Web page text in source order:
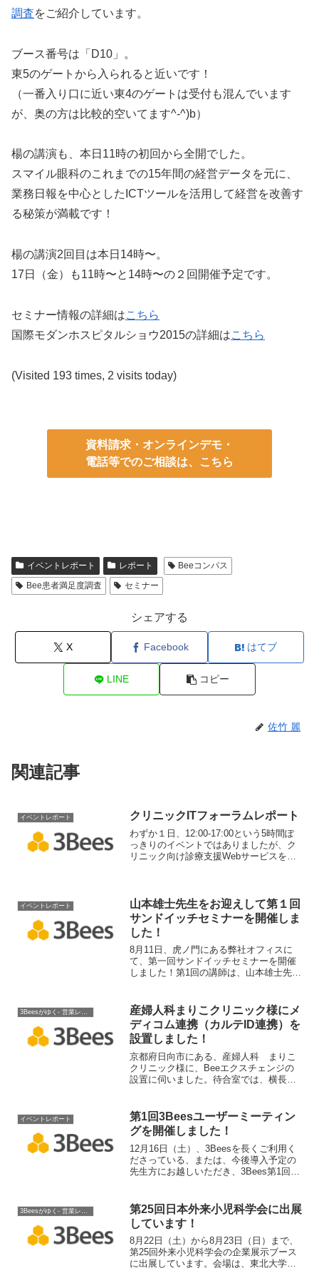
調査をご紹介しています。
ブース番号は「D10」。
東5のゲートから入られると近いです！
（一番入り口に近い東4のゲートは受付も混んでいます
が、奥の方は比較的空いてます^-^)b）
楊の講演も、本日11時の初回から全開でした。
スマイル眼科のこれまでの15年間の経営データを元に、
業務日報を中心としたICTツールを活用して経営を改善す
る秘策が満載です！
楊の講演2回目は本日14時〜。
17日（金）も11時〜と14時〜の２回開催予定です。
セミナー情報の詳細はこちら
国際モダンホスピタルショウ2015の詳細はこちら
(Visited 193 times, 2 visits today)
資料請求・オンラインデモ・
電話等でのご相談は、こちら
イベントレポート レポート
Beeコンパス
Bee患者満足度調査
セミナー
シェアする
X Facebook はてブ
LINE コピー
佐竹 麗
関連記事
イベントレポート クリニックITフォーラムレポート
わずか１日、12:00-17:00という5時間ぽ
っきりのイベントではありましたが、ク
リニック向け診療支援Webサービスを提
下総勢7名体制で出陣して参りました。
イベントレポート
山本雄士先生をお迎えして第１回
サンドイッチセミナーを開催しま
した！
8月11日、虎ノ門にある弊社オフィスに
て、第一回サンドイッチセミナーを開催
しました！第1回の講師は、山本雄士先生
だ！」と意気投合、2008年から様々なお
仕事やプロジェクトをご一緒させていた
だいてきました。さて、そんなご縁もあ
り記念すべき第1回にご登壇いただきまし
た山本先生の講演のテーマは、『保健医
療の戦略とイノベーション』。
3Beesがゆく- 営業レポート
産婦人科まりこクリニック様にメ
ディコム連携（カルテID連携）を
設置しました！
京都府日向市にある、産婦人科 まりこ
クリニック様に、Beeエクスチェンジの
設置に伺いました。待合室では、横長の
Beeエクスチェンジの導入で、パナソニ
ックMedicomとの連携が可能になり、受
付・予約取得時の患者検索・連携が可能
になりました。
イベントレポート
第1回3Beesユーザーミーティン
グを開催しました！
12月16日（土）、3Beesを長くご利用く
ださっている、または、今後導入予定の
先生方にお越しいただき、3Bees第1回ユ
ご意見を初め、今後の3Beesの開発の方
向性に...
第25回日本外来小児科学会に出展
しています！
8月22日（土）から8月23日（日）まで、
第25回外来小児科学会の企業展示ブース
に出展しています。会場は、東北大学川